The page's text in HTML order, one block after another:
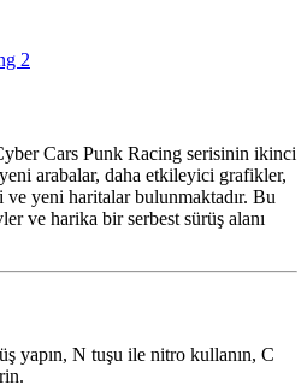
2
Cars Punk Racing serisinin ikinci
arabalar, daha etkileyici grafikler,
yeni haritalar bulunmaktadır. Bu
ve harika bir serbest sürüş alanı
yapın, N tuşu ile nitro kullanın, C